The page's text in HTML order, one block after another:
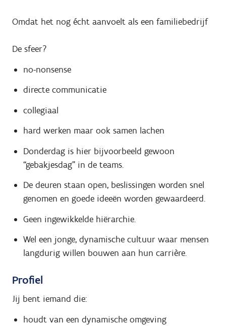
Omdat het nog écht aanvoelt als een familiebedrijf
De sfeer?
no-nonsense
directe communicatie
collegiaal
hard werken maar ook samen lachen
Donderdag is hier bijvoorbeeld gewoon
“gebakjesdag” in de teams.
De deuren staan open, beslissingen worden snel
genomen en goede ideeën worden gewaardeerd.
Geen ingewikkelde hiërarchie.
Wel een jonge, dynamische cultuur waar mensen
langdurig willen bouwen aan hun carrière.
Profiel
Jij bent iemand die:
houdt van een dynamische omgeving